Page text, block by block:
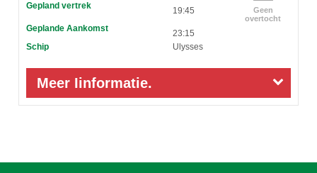
Gepland vertrek
19:45
Geplande Aankomst
23:15
Schip
Ulysses
Geen
overtocht
Meer Iinformatie.